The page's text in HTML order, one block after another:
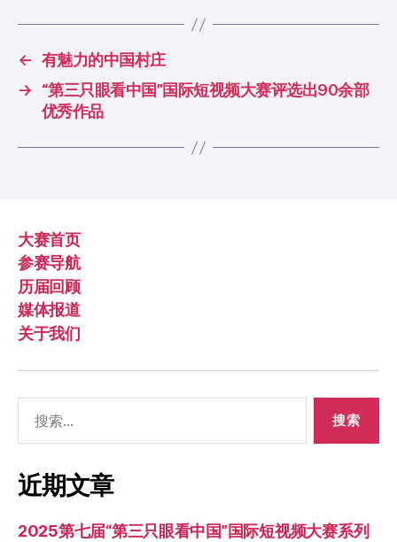
← 有魅力的中国村庄
→
“第三只眼看中国”国际短视频大赛评选出90余部
优秀作品
大赛首页
参赛导航
历届回顾
媒体报道
关于我们
索：
近期文章
2025第七届“第三只眼看中国”国际短视频大赛系列